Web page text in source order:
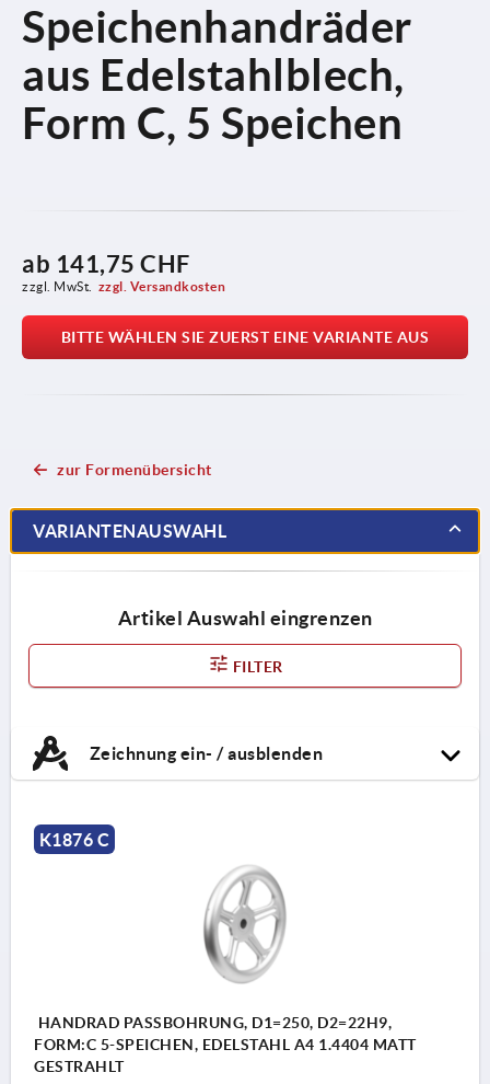
Speichenhandräder
aus Edelstahlblech,
Form C, 5 Speichen
ab 141,75 CHF
zzgl. MwSt. zzgl. Versandkosten
BITTE WÄHLEN SIE ZUERST EINE VARIANTE AUS
zur Formenübersicht
VARIANTENAUSWAHL
Artikel Auswahl eingrenzen
FILTER
Zeichnung ein- / ausblenden
K1876 C
HANDRAD PASSBOHRUNG, D1=250, D2=22H9,
FORM:C 5-SPEICHEN, EDELSTAHL A4 1.4404 MATT
GESTRAHLT